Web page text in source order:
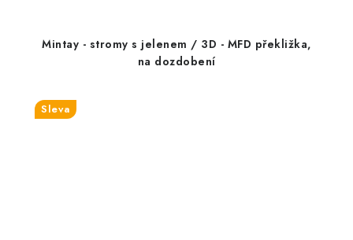
Mintay - stromy s jelenem / 3D - MFD překližka,
na dozdobení
Sleva